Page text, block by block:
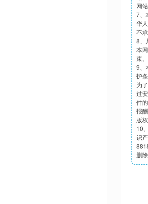
网站
7、
华
不
8、
本
束。
9、
护
为
过
件
报
版
10
识
删除